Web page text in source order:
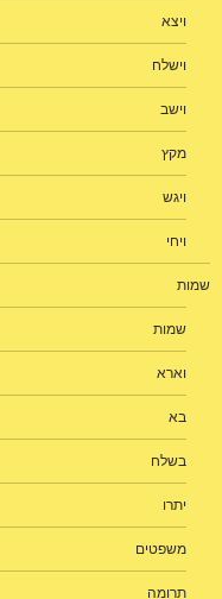
ויצא
וישלח
וישב
מקץ
ויגש
ויחי
שמות
שמות
וארא
בא
בשלח
יתרו
משפטים
תרומה